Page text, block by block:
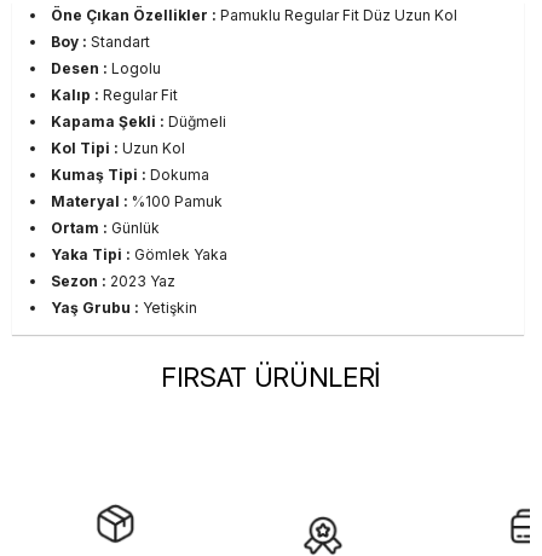
Öne Çıkan Özellikler : Pamuklu Regular Fit Düz Uzun Kol
Boy : Standart
Desen : Logolu
Kalıp : Regular Fit
Kapama Şekli : Düğmeli
Kol Tipi : Uzun Kol
Kumaş Tipi : Dokuma
Materyal : %100 Pamuk
Ortam : Günlük
Yaka Tipi : Gömlek Yaka
Sezon : 2023 Yaz
Yaş Grubu : Yetişkin
FIRSAT ÜRÜNLERİ